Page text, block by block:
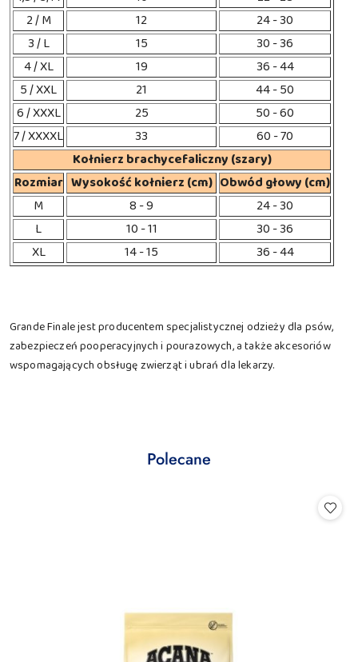
2 / M
12
24 - 30
3 / L
15
30 - 36
4 / XL
19
36 - 44
5 / XXL
21
44 - 50
6 / XXXL
25
50 - 60
7 / XXXXL
33
60 - 70
Kołnierz brachycefaliczny (szary)
Rozmiar Wysokość kołnierz (cm) Obwód głowy (cm)
M
8 - 9
24 - 30
L
10 - 11
30 - 36
XL
14 - 15 36 - 44
Grande Finale jest producentem specjalistycznej odzieży dla psów,
zabezpieczeń pooperacyjnych i pourazowych, a także akcesoriów
wspomagających obsługę zwierząt i ubrań dla lekarzy.
Pomiń karuzelę produktów
Produkty
Polecane